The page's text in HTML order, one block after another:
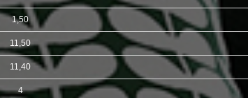
1,50
11,50
11,40
4